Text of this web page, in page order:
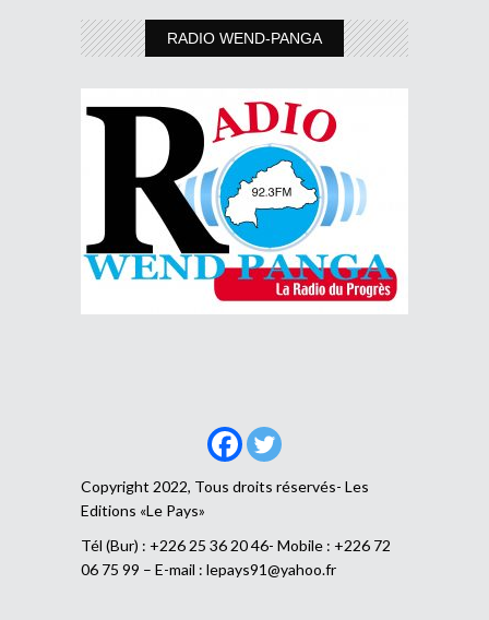
RADIO WEND-PANGA
Copyright 2022, Tous droits réservés- Les
Editions «Le Pays»
Tél (Bur) : +226 25 36 20 46- Mobile : +226 72
06 75 99 – E-mail : lepays91@yahoo.fr